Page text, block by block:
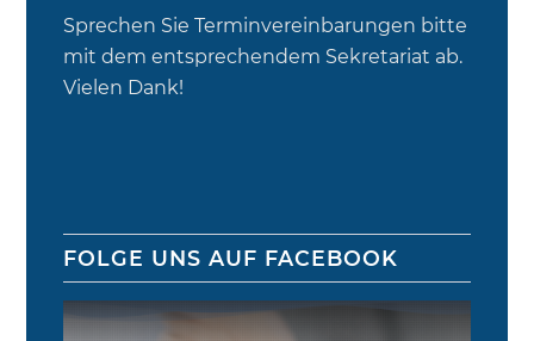
Sprechen Sie Terminvereinbarungen bitte
mit dem entsprechendem Sekretariat ab.
Vielen Dank!
FOLGE UNS AUF FACEBOOK